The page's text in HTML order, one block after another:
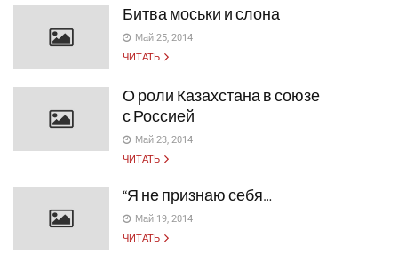
Битва моськи и слона
Май 25, 2014
ЧИТАТЬ
О роли Казахстана в союзе
с Россией
Май 23, 2014
ЧИТАТЬ
“Я не признаю себя…
Май 19, 2014
ЧИТАТЬ